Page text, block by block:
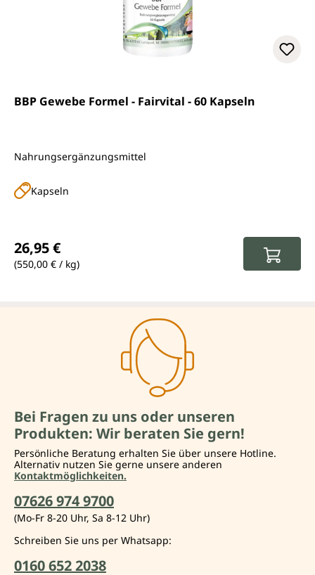
BBP Gewebe Formel - Fairvital - 60 Kapseln
Nahrungsergänzungsmittel
Kapseln
26,95 €
(550,00 € / kg)
Bei Fragen zu uns oder unseren
Produkten: Wir beraten Sie gern!
Persönliche Beratung erhalten Sie über unsere Hotline.
Alternativ nutzen Sie gerne unsere anderen
Kontaktmöglichkeiten.
07626 974 9700
(Mo-Fr 8-20 Uhr, Sa 8-12 Uhr)
Schreiben Sie uns per Whatsapp:
0160 652 2038